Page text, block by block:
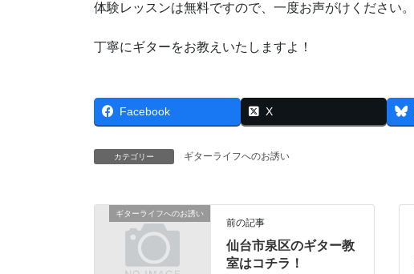
体験レッスンは無料ですので、一度お声がけください。
丁寧にギターをお教えいたしますよ！
Facebook X
カテゴリー ギターライフへのお誘い
ギターライフへのお誘い
前の記事
仙台市泉区のギター教
室はコチラ！